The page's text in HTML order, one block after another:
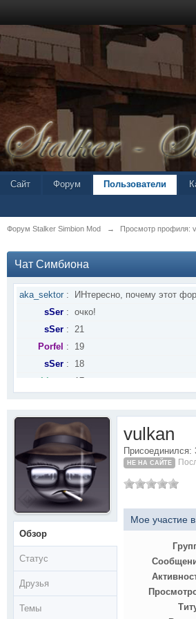
Сайт Форум Пользователи
Форум Stalker Simbion Mod → Просмотр профиля:
Чат Симбиона
aka_sektor :
ИНтересно, почему этот
sSer : очко!
sSer : 21
Porfel :
19
sSer :
18
Lisaa
17
Lisaa: Ж
Lisaa:
Ы !
sSer
:
Жывее фсех жывых
Porfel: Немного есть :-D
Po)(yist: выжившие есть?
ovchar: Здравия, всех выживших
sSer: Что как?
HorunziyA
Здравия Всем. Сделали
sSer: Здрасьте, люди )
ovchar
Porfel
Обзор
Статус
Друзья
Темы
vulkan
Присоединился:
НЕ НА САЙТЕ
Мое участие